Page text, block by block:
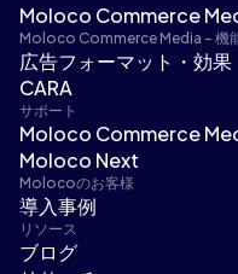
Moloco Commerce
Moloco Commerce Media - 機
広告フォーマット・効果
CARA
サポート
Moloco Commerce
Moloco Next
Molocoのお客様
導入事例
リソース
ブログ